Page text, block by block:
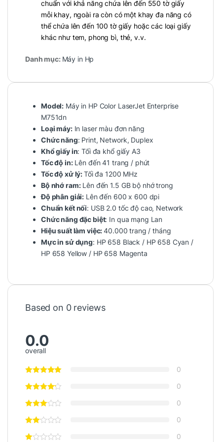
chuẩn với khả năng chứa lên đến 550 tờ giấy
mỗi khay, ngoài ra còn có một khay đa năng có
thể chứa lên đến 100 tờ giấy hoặc các loại giấy
khác như tem, phong bì, thẻ, v.v.
Danh mục: Máy in Hp
Model: Máy in HP Color LaserJet Enterprise
M751dn
Loại máy:In laser màu đơn năng
Chức năng: Print, Network, Duplex
Khổ giấy in: Tối đa khổ giấy A3
Tốc độ in:Lên đến 41 trang / phút
Tốc độ xử lý:Tối đa 1200 MHz
Bộ nhớ ram:Lên đến 1.5 GB bộ nhớ trong
Độ phân giải: Lên đến 600 x 600 dpi
Chuẩn kết nối: USB 2.0 tốc độ cao, Network
Chức năng đặc biệt: In qua mạng Lan
Hiệu suất làm việc:40.000 trang / tháng
Mực in sử dụng: HP 658 Black / HP 658 Cyan /
HP 658 Yellow / HP 658 Magenta
Based on 0 reviews
0.0
overall
0
0
0
0
0